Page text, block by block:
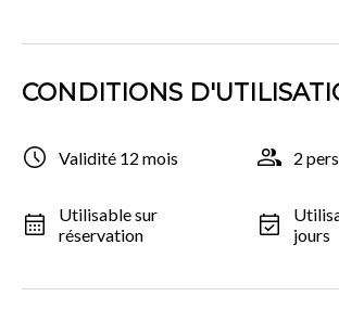
CONDITIONS
Validité 12 mois 2
Utilisable sur
réservation
jours